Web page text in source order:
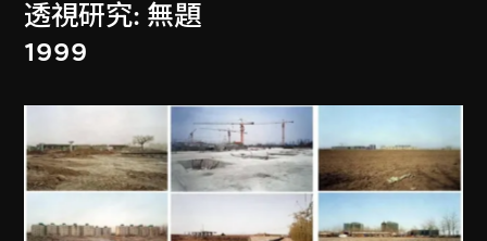
透視研究: 無題
1999